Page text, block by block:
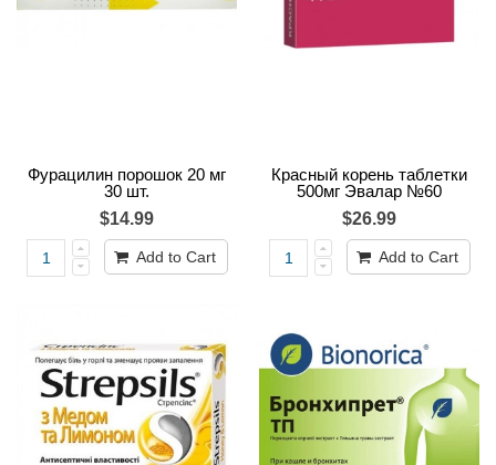
Фурацилин порошок 20 мг
30 шт.
$14.99
Add to Cart
Красный корень таблетки
500мг Эвалар №60
$26.99
Add to Cart